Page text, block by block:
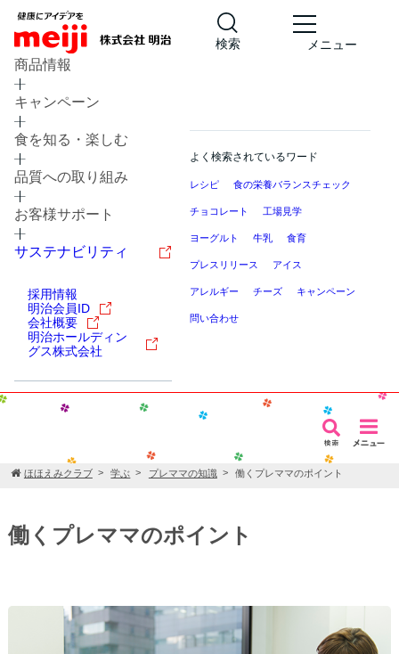
検索 メニュー
商品情報
キャンペーン
食を知る・楽しむ
品質への取り組み
お客様サポート
サステナビリティ
採用情報
明治会員ID
会社概要
明治ホールディン
グス株式会社
よく検索されているワード
レシピ 食の栄養バランスチェック
チョコレート 工場見学
ヨーグルト 牛乳 食育
プレスリリース アイス
アレルギー チーズ キャンペーン
問い合わせ
ほほえみクラブ 学ぶ プレママの知識 働くプレママのポイント
働くプレママのポイント